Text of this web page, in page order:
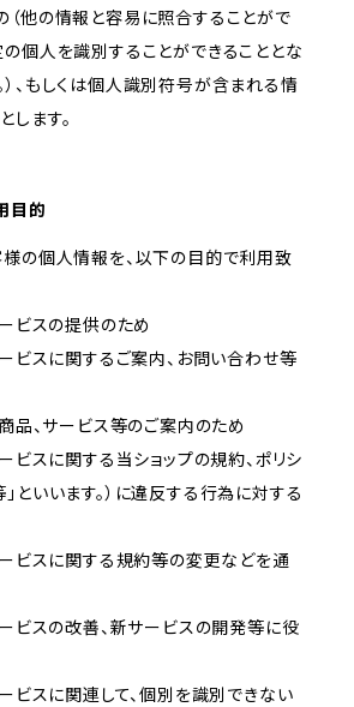
（他の情報と容易に照合することがで
の個人を識別することができることとな
）、もしくは個人識別符号が含まれる情
します。
目的
様の個人情報を、以下の目的で利用致
ービスの提供のため
ービスに関するご案内、お問い合わせ等
商品、サービス等のご案内のため
ービスに関する当ショップの規約、ポリシ
といいます。）に違反する行為に対する
ービスに関する規約等の変更などを通
ービスの改善、新サービスの開発等に役
ービスに関連して、個別を識別できない